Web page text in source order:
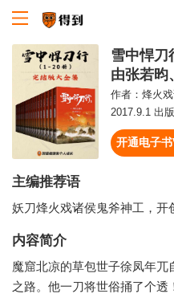
雪中悍刀
由张若昀
作者： 烽火
2017.9.1 出版
开通电子书
主编推荐语
妖刀烽火戏诸侯鬼斧神工，开
内容简介
魔窟北凉的草包世子徐凤年
之路。他一刀将世俗捅了个透